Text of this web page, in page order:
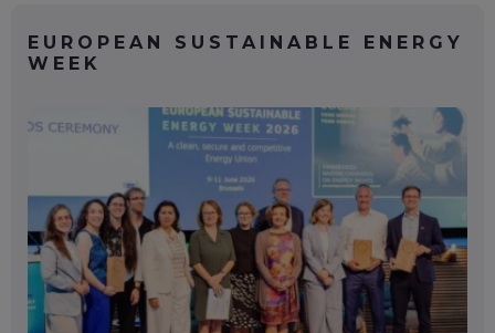
EUROPEAN SUSTAINABLE ENERGY
WEEK